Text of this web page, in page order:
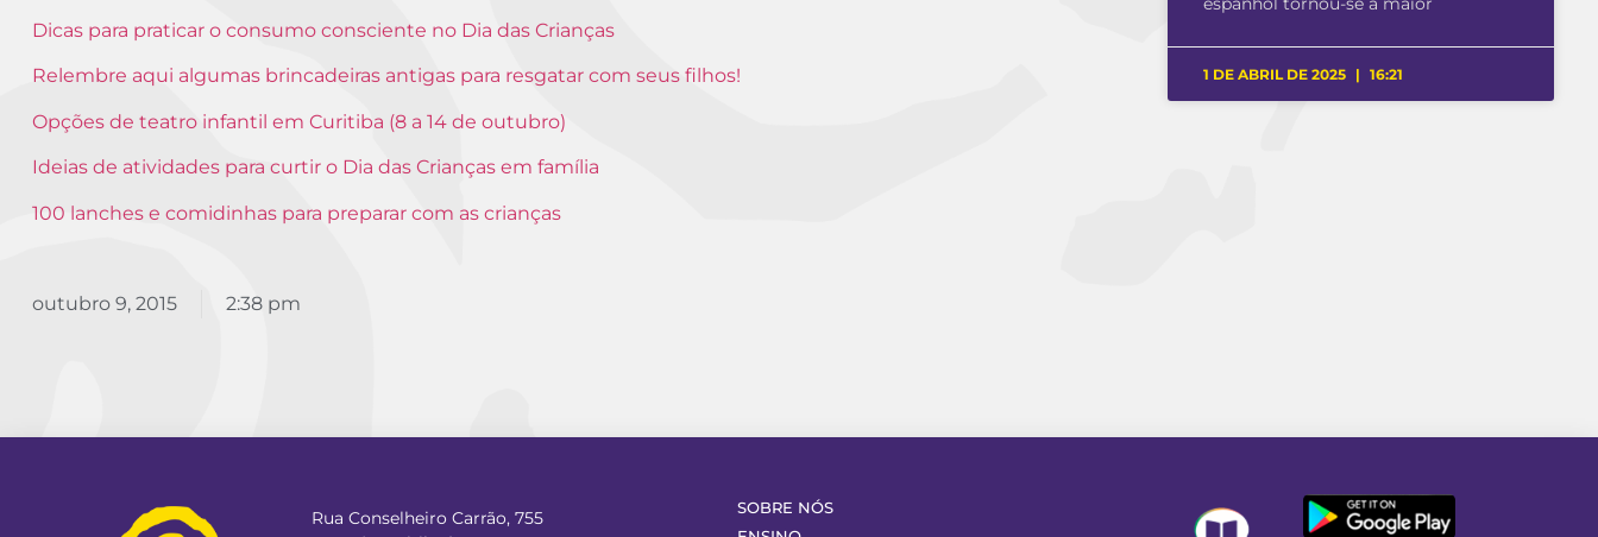
Dicas para praticar o consumo consciente no Dia das Crianças
Relembre aqui algumas brincadeiras antigas para resgatar com seus filhos!
Opções de teatro infantil em Curitiba (8 a 14 de outubro)
Ideias de atividades para curtir o Dia das Crianças em família
100 lanches e comidinhas para preparar com as crianças
outubro 9, 2015 2:38 pm
1 DE ABRIL DE 2025 16:21
Rua Conselheiro Carrão, 755
SOBRE NÓS